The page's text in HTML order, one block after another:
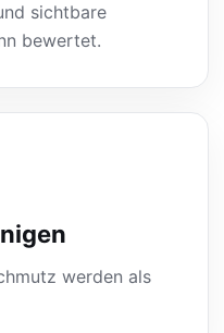
sichtbare
bewertet.
werden als